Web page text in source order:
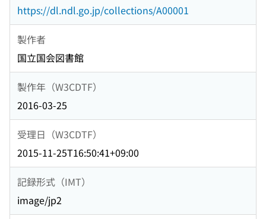
https://dl.ndl.go.jp/collections/A00001
製作者
国立国会図書館
製作年（W3CDTF）
2016-03-25
受理日（W3CDTF）
2015-11-25T16:50:41+09:00
記録形式（IMT）
image/jp2